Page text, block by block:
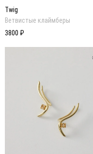
Twig
Ветвистые клаймберы
3800 ₽